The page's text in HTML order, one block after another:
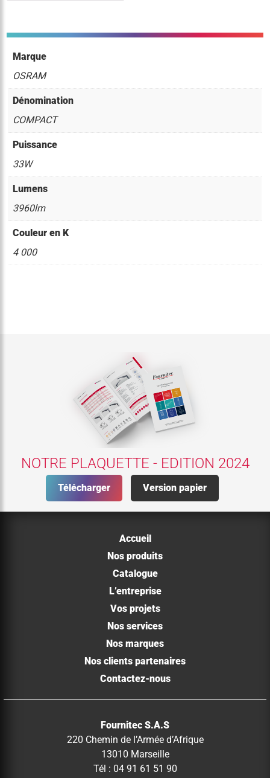
Marque
OSRAM
Dénomination
COMPACT
Puissance
33W
Lumens
3960lm
Couleur en K
4 000
NOTRE PLAQUETTE - EDITION 2024
Télécharger Version papier
Accueil
Nos produits
Catalogue
L’entreprise
Vos projets
Nos services
Nos marques
Nos clients partenaires
Contactez-nous
Fournitec S.A.S
220 Chemin de l’Armée d’Afrique
13010 Marseille
Tél : 04 91 61 51 90